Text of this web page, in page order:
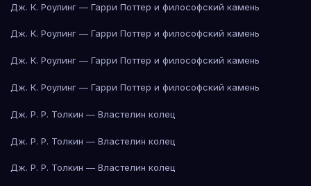
Дж. К. Роулинг — Гарри Поттер и философский камень
Дж. К. Роулинг — Гарри Поттер и философский камень
Дж. К. Роулинг — Гарри Поттер и философский камень
Дж. К. Роулинг — Гарри Поттер и философский камень
Дж. Р. Р. Толкин — Властелин колец
Дж. Р. Р. Толкин — Властелин колец
Дж. Р. Р. Толкин — Властелин колец